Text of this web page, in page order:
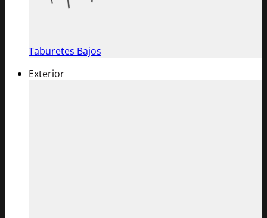
Taburetes Bajos
Exterior